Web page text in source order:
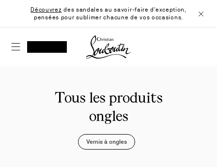
Découvrez des sandales au savoir-faire d'exception,
pensées pour sublimer chacune de vos occasions.
SHOPPING CART
Christian Louboutin - Accueil
Tous les produits
ongles
Vernis à ongles